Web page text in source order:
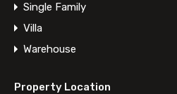
Single Family
Villa
Warehouse
Property Location